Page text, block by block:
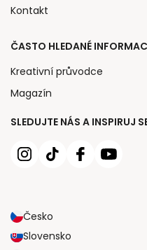
SLEDUJTE NÁS A INSPIRUJ
Česko
Slovensko
Kontakt
ČASTO HLEDANÉ
Kreativní průvodce
Magazín